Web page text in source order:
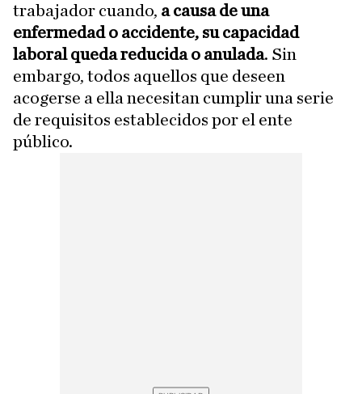
trabajador cuando, a causa de una
enfermedad o accidente, su capacidad
laboral queda reducida o anulada. Sin
embargo, todos aquellos que deseen
acogerse a ella necesitan cumplir una serie
de requisitos establecidos por el ente
público.